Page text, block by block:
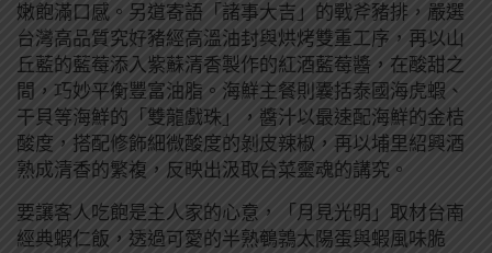
嫩飽滿口感。另道寄語「諸事大吉」的戰斧豬排，嚴選
台灣高品質究好豬經高溫油封與烘烤雙重工序，再以山
丘藍的藍莓添入紫蘇清香製作的紅酒藍莓醬，在酸甜之
間，巧妙平衡豐富油脂。海鮮主餐則囊括泰國海虎蝦、
干貝等海鮮的「雙龍戲珠」，醬汁以最速配海鮮的金桔
酸度，搭配修飾細微酸度的剝皮辣椒，再以埔里紹興酒
熟成清香的繁複，反映出汲取台菜靈魂的講究。
要讓客人吃飽是主人家的心意，「月見光明」取材台南
經典蝦仁飯，透過可愛的半熟鵪鶉太陽蛋與蝦風味脆